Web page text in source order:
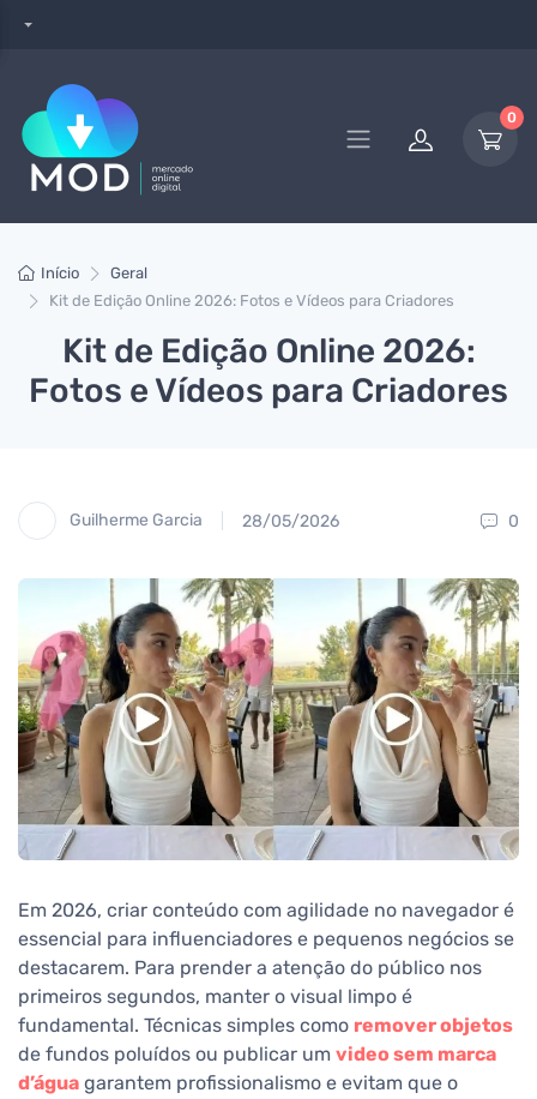
0
Início
Geral
Kit de Edição Online 2026: Fotos e Vídeos para Criadores
Kit de Edição Online 2026:
Fotos e Vídeos para Criadores
Guilherme Garcia 28/05/2026 0
Em 2026, criar conteúdo com agilidade no navegador é
essencial para influenciadores e pequenos negócios se
destacarem. Para prender a atenção do público nos
primeiros segundos, manter o visual limpo é
fundamental. Técnicas simples como remover objetos
de fundos poluídos ou publicar um video sem marca
d’água garantem profissionalismo e evitam que o